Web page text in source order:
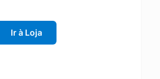
Ir à Loja